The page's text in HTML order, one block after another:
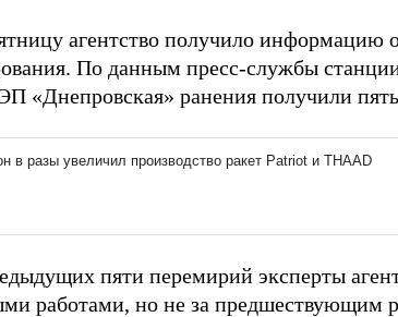
агентство получило информацию
По данным пресс-службы
«Днепровская» ранения получили
пяти перемирий эксперты
работами, но не за предшествующим